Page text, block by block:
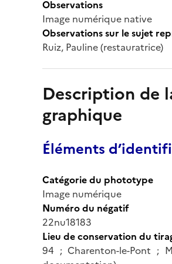
Observations
Image numérique native
Observations sur le sujet
Ruiz, Pauline (restauratrice)
Description de
graphique
Éléments
Catégorie du phototype
Image numérique
Numéro du négatif
22nu18183
Lieu de conservation du
94 ; Charenton-le-Pont ;